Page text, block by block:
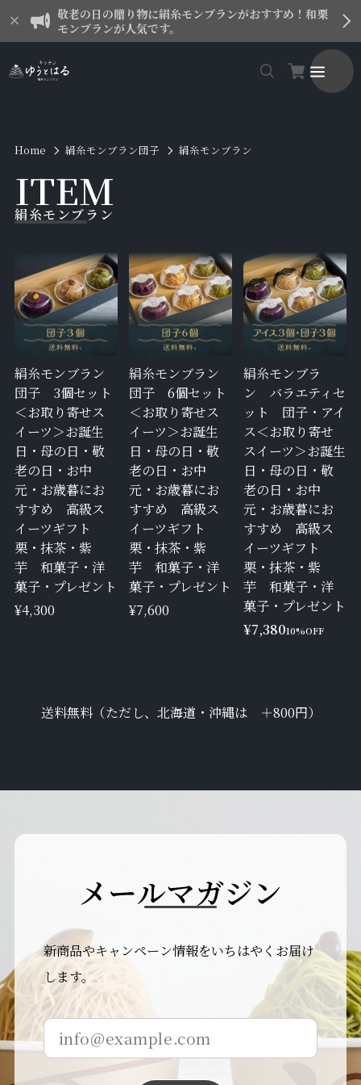
敬老の日の贈り物に絹糸モンブランがおすすめ！和栗
モンブランが人気です。
Home 絹糸モンブラン団子 絹糸モンブラン
ITEM
絹糸モンブラン
絹糸モンブラン
団子 3個セット
＜お取り寄せス
イーツ＞お誕生
日・母の日・敬
老の日・お中
元・お歳暮にお
すすめ 高級ス
イーツギフト
栗・抹茶・紫
芋 和菓子・洋
菓子・プレゼント
¥4,300
絹糸モンブラン
団子 6個セット
＜お取り寄せス
イーツ＞お誕生
日・母の日・敬
老の日・お中
元・お歳暮にお
すすめ 高級ス
イーツギフト
栗・抹茶・紫
芋 和菓子・洋
菓子・プレゼント
¥7,600
絹糸モンブラ
ン バラエティセ
ット 団子・アイ
ス＜お取り寄せ
スイーツ＞お誕生
日・母の日・敬
老の日・お中
元・お歳暮にお
すすめ 高級ス
イーツギフト
栗・抹茶・紫
芋 和菓子・洋
菓子・プレゼント
¥7,38010%OFF
送料無料（ただし、北海道・沖縄は ＋800円）
メ ールマガジン
新商品やキャンペーン情報をいちはやくお届け
します。